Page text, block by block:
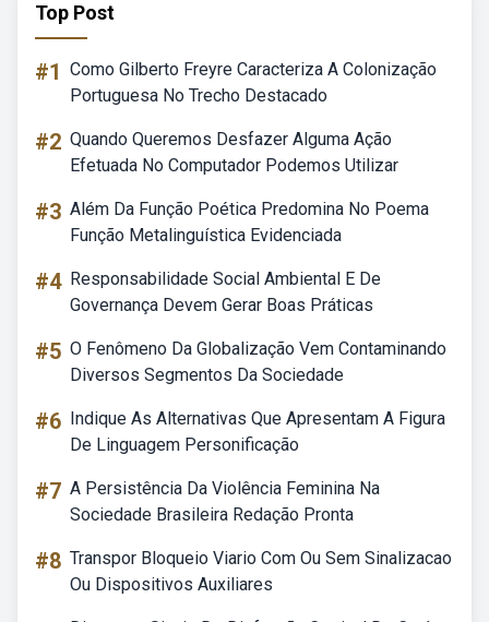
Top Post
#1 Como Gilberto Freyre Caracteriza A Colonização
Portuguesa No Trecho Destacado
#2 Quando Queremos Desfazer Alguma Ação
Efetuada No Computador Podemos Utilizar
#3 Além Da Função Poética Predomina No Poema
Função Metalinguística Evidenciada
#4 Responsabilidade Social Ambiental E De
Governança Devem Gerar Boas Práticas
#5 O Fenômeno Da Globalização Vem Contaminando
Diversos Segmentos Da Sociedade
#6 Indique As Alternativas Que Apresentam A Figura
De Linguagem Personificação
#7 A Persistência Da Violência Feminina Na
Sociedade Brasileira Redação Pronta
#8 Transpor Bloqueio Viario Com Ou Sem Sinalizacao
Ou Dispositivos Auxiliares